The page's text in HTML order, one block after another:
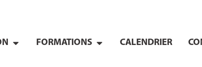
FORMATIONS CALENDRIER